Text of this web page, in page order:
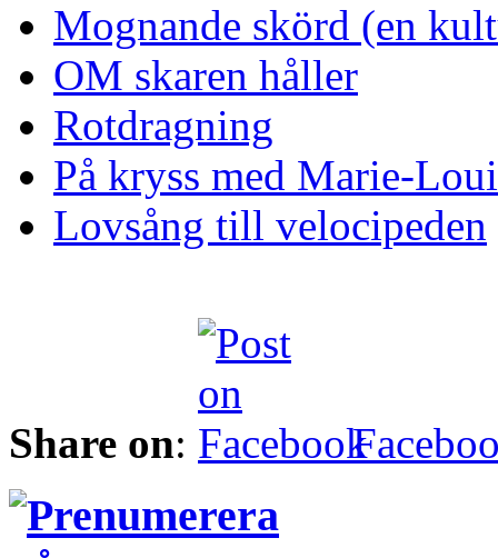
Mognande skörd (en
OM skaren håller
Rotdragning
På kryss med Marie-
Lovsång till velocipeden
Share on: